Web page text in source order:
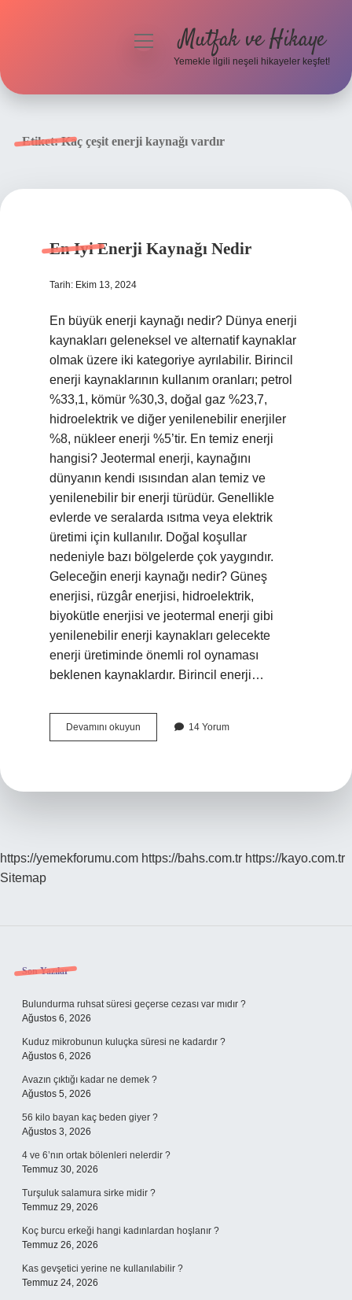
menüyüMutfak ve Hikaye
Yemekle ilgili neşeli hikayeler keşfet!
Etiket:Kaç çeşit enerji kaynağı vardır
En Iyi Enerji Kaynağı Nedir
Tarih: Ekim 13, 2024
En büyük enerji kaynağı nedir? Dünya enerji
kaynakları geleneksel ve alternatif kaynaklar
olmak üzere iki kategoriye ayrılabilir. Birincil
enerji kaynaklarının kullanım oranları; petrol
%33,1, kömür %30,3, doğal gaz %23,7,
hidroelektrik ve diğer yenilenebilir enerjiler
%8, nükleer enerji %5’tir. En temiz enerji
hangisi? Jeotermal enerji, kaynağını
dünyanın kendi ısısından alan temiz ve
yenilenebilir bir enerji türüdür. Genellikle
evlerde ve seralarda ısıtma veya elektrik
üretimi için kullanılır. Doğal koşullar
nedeniyle bazı bölgelerde çok yaygındır.
Geleceğin enerji kaynağı nedir? Güneş
enerjisi, rüzgâr enerjisi, hidroelektrik,
biyokütle enerjisi ve jeotermal enerji gibi
yenilenebilir enerji kaynakları gelecekte
enerji üretiminde önemli rol oynaması
beklenen kaynaklardır. Birincil enerji…
Devamını okuyun
Iyi
14 Yorum
https://yemekforumu.com https://bahs.com.tr https://kayo.com.tr
Sitemap
Sidebar
Son Yazılar
Bulundurma ruhsat süresi geçerse cezası var mıdır ?
Ağustos 6, 2026
Kuduz mikrobunun kuluçka süresi ne kadardır ?
Ağustos 6, 2026
Avazın çıktığı kadar ne demek ?
Ağustos 5, 2026
56 kilo bayan kaç beden giyer ?
Ağustos 3, 2026
4 ve 6’nın ortak bölenleri nelerdir ?
Temmuz 30, 2026
Turşuluk salamura sirke midir ?
Temmuz 29, 2026
Koç burcu erkeği hangi kadınlardan hoşlanır ?
Temmuz 26, 2026
Kas gevşetici yerine ne kullanılabilir ?
Temmuz 24, 2026